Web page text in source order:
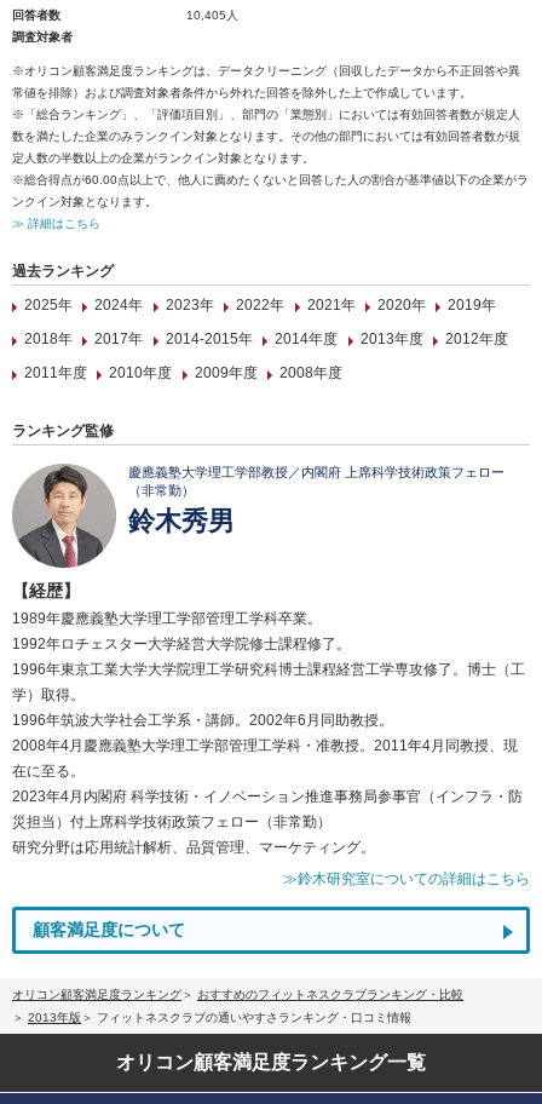
回答者数
10,405人
調査対象者
※オリコン顧客満足度ランキングは、データクリーニング（回収したデータから不正回答や異
常値を排除）および調査対象者条件から外れた回答を除外した上で作成しています。
※「総合ランキング」、「評価項目別」、部門の「業態別」においては有効回答者数が規定人
数を満たした企業のみランクイン対象となります。その他の部門においては有効回答者数が規
定人数の半数以上の企業がランクイン対象となります。
※総合得点が60.00点以上で、他人に薦めたくないと回答した人の割合が基準値以下の企業がラ
ンクイン対象となります。
≫ 詳細はこちら
過去ランキング
2025年
2024年 2023年 2022年 2021年 2020年
2019年
2018年
2017年 2014-2015年 2014年度 2013年度
2012年度
2011年度
2010年度 2009年度 2008年度
ランキング監修
慶應義塾大学理工学部教授／内閣府 上席科学技術政策フェロー
（非常勤）
鈴木秀男
【経歴】
1989年慶應義塾大学理工学部管理工学科卒業。
1992年ロチェスター大学経営大学院修士課程修了。
1996年東京工業大学大学院理工学研究科博士課程経営工学専攻修了。博士（工
学）取得。
1996年筑波大学社会工学系・講師。2002年6月同助教授。
2008年4月慶應義塾大学理工学部管理工学科・准教授。2011年4月同教授、現
在に至る。
2023年4月内閣府 科学技術・イノベーション推進事務局参事官（インフラ・防
災担当）付上席科学技術政策フェロー（非常勤）
研究分野は応用統計解析、品質管理、マーケティング。
≫鈴木研究室についての詳細はこちら
顧客満足度について
オリコン顧客満足度ランキング
おすすめのフィットネスクラブランキング・比較
2013年版
フィットネスクラブの通いやすさランキング・口コミ情報
オリコン顧客満足度ランキング一覧